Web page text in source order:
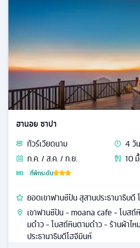
ฮานอย ซาปา
ทัวร์เวียดนาม 4วัน
ก.ค. / ส.ค. / ก.ย.
10มื้
ที่พักระดับ
ยอดเขาฟานซีปัน สุสานประธานาธิบดี
เขาฟานซีปัน - moana cafe - โบสถ์
มด๋าว - โบสถ์หินตามด๋าว - ร้านผ้าไห
ประธานาธิบดีโฮจีมินห์